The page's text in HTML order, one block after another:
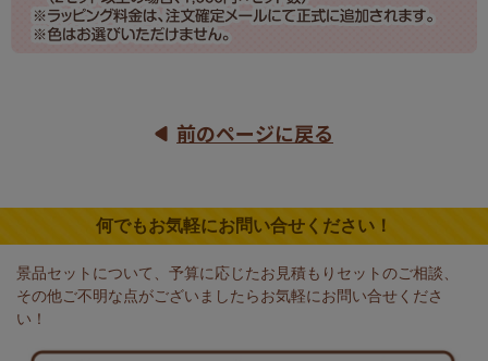
前のページに戻る
何でもお気軽にお問い合せください！
景品セットについて、予算に応じたお見積もりセットのご相談、
その他ご不明な点がございましたらお気軽にお問い合せくださ
い！